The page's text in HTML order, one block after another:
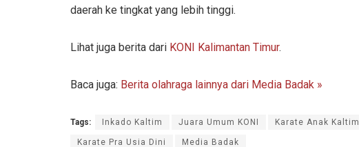
daerah ke tingkat yang lebih tinggi.
Lihat juga berita dari KONI Kalimantan Timur.
Baca juga: Berita olahraga lainnya dari Media Badak »
Tags: Inkado Kaltim Juara Umum KONI Karate Anak Kaltim
Karate Pra Usia Dini Media Badak